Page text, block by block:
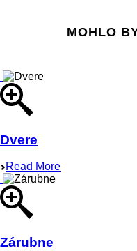
MOHLO
Dvere
Read More
Zárubne